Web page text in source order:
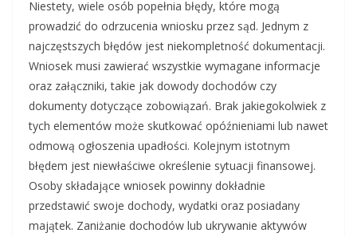
Niestety, wiele osób popełnia błędy, które mogą
prowadzić do odrzucenia wniosku przez sąd. Jednym z
najczęstszych błędów jest niekompletność dokumentacji.
Wniosek musi zawierać wszystkie wymagane informacje
oraz załączniki, takie jak dowody dochodów czy
dokumenty dotyczące zobowiązań. Brak jakiegokolwiek z
tych elementów może skutkować opóźnieniami lub nawet
odmową ogłoszenia upadłości. Kolejnym istotnym
błędem jest niewłaściwe określenie sytuacji finansowej.
Osoby składające wniosek powinny dokładnie
przedstawić swoje dochody, wydatki oraz posiadany
majątek. Zaniżanie dochodów lub ukrywanie aktywów